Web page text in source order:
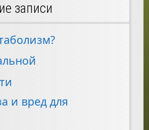
записи
и вред для